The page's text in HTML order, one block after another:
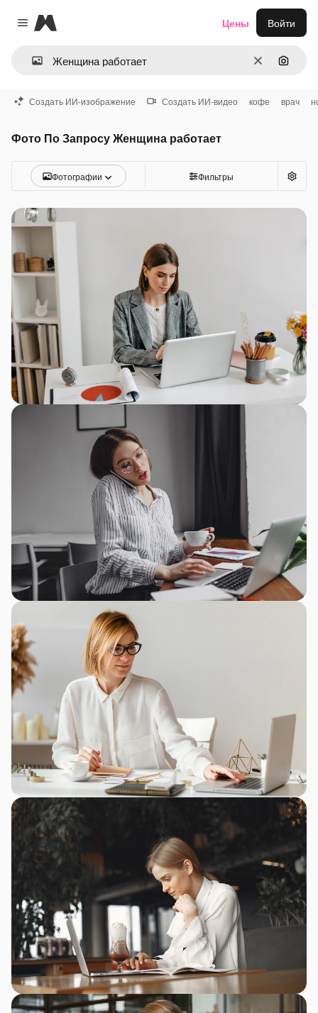
Close menu
Magnific
ОчиститьПоиск
Цены Войти
Создать ИИ-изображение Создать ИИ-видео кофе врач
Фото По Запросу Женщина работает
Фотографии Фильтры